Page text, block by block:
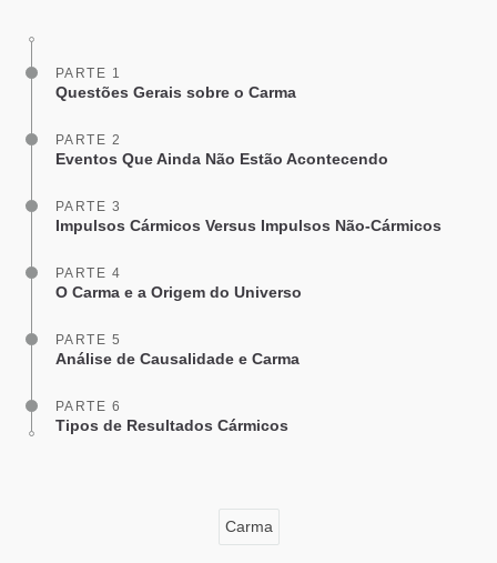
PARTE 1
Questões Gerais sobre o Carma
PARTE 2
Eventos Que Ainda Não Estão Acontecendo
PARTE 3
Impulsos Cármicos Versus Impulsos Não-Cármicos
PARTE 4
O Carma e a Origem do Universo
PARTE 5
Análise de Causalidade e Carma
PARTE 6
Tipos de Resultados Cármicos
Carma